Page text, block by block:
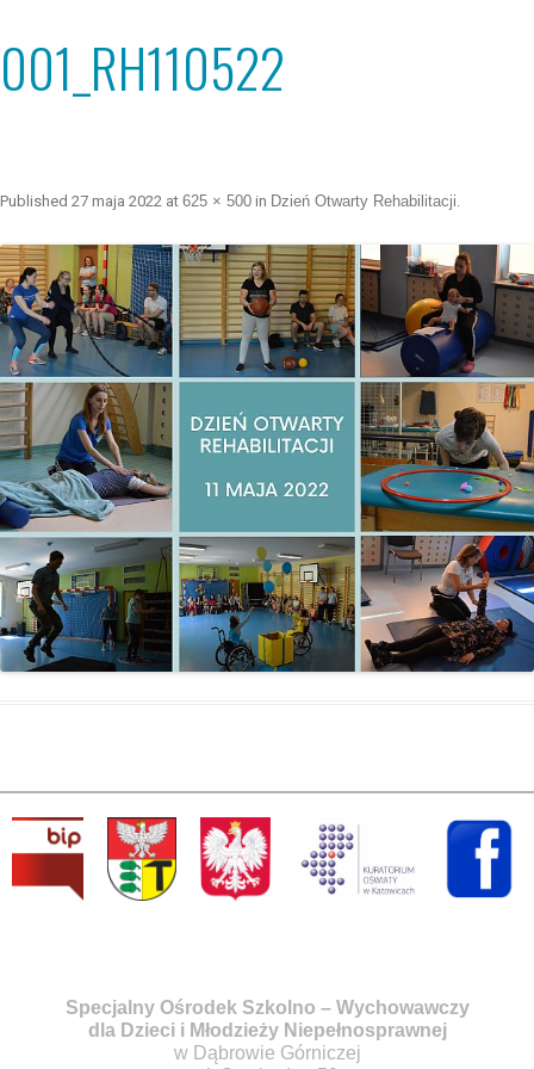
001_RH110522
Published 27 maja 2022 at 625 × 500 in Dzień Otwarty Rehabilitacji.
Specjalny Ośrodek Szkolno – Wychowawczy
dla Dzieci i Młodzieży Niepełnosprawnej
w Dąbrowie Górniczej